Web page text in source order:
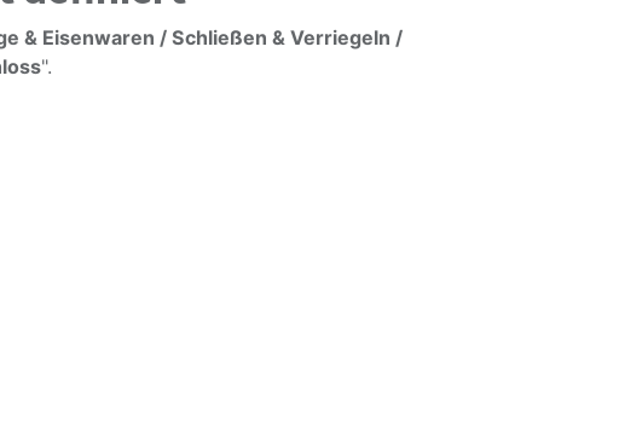
& Eisenwaren / Schließen & Verriegeln /
".